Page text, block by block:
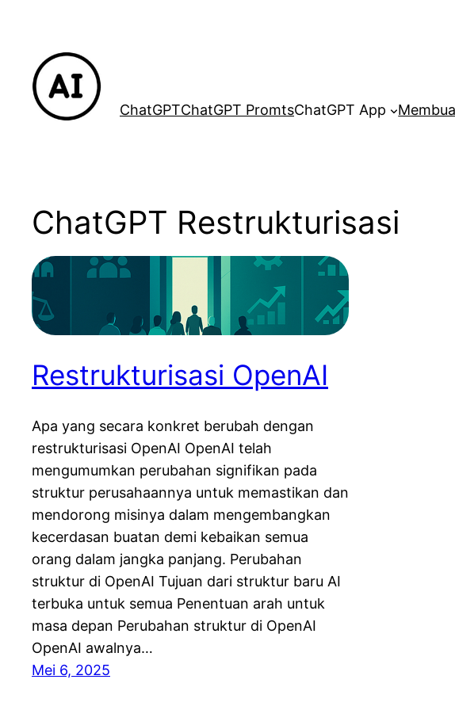
konten
ChatGPTChatGPT PromtsChatGPT App
ChatGPT Restrukturisasi
Restrukturisasi OpenAI
Apa yang secara konkret berubah dengan
restrukturisasi OpenAI OpenAI telah
mengumumkan perubahan signifikan pada
struktur perusahaannya untuk memastikan dan
mendorong misinya dalam mengembangkan
kecerdasan buatan demi kebaikan semua
orang dalam jangka panjang. Perubahan
struktur di OpenAI Tujuan dari struktur baru AI
terbuka untuk semua Penentuan arah untuk
masa depan Perubahan struktur di OpenAI
OpenAI awalnya…
Mei 6, 2025